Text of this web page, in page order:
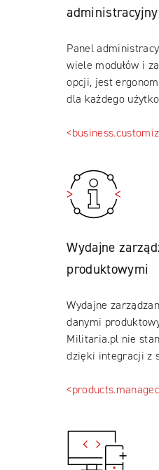
administracyjny
Panel
wiele modułów i
opcji, jest
dla każdego
Wydajne
produktowymi
Wydajne
danymi
Militaria.pl nie
dzięki integracji z